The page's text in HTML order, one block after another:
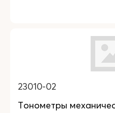
23010-02
Тонометры